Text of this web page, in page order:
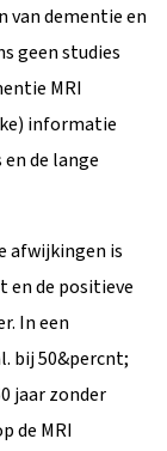
van dementie en
geen studies
MRI
informatie
de lange
afwijkingen is
en de positieve
In een
bij 50&percnt;
jaar zonder
de MRI